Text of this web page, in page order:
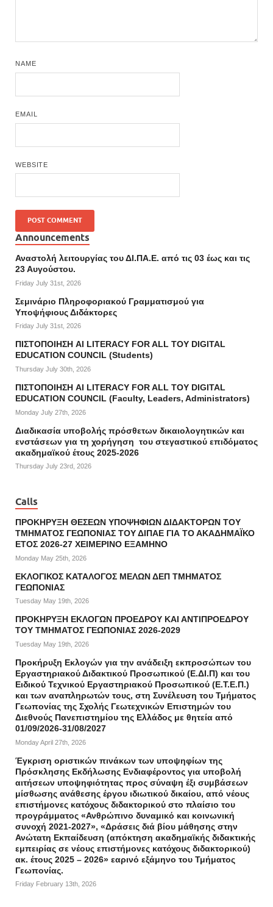
NAME
EMAIL
WEBSITE
Announcements
Αναστολή λειτουργίας του ΔΙ.ΠΑ.Ε. από τις 03 έως και τις
23 Αυγούστου.
Friday July 31st, 2026
Σεμινάριο Πληροφοριακού Γραμματισμού για
Υποψήφιους Διδάκτορες
Friday July 31st, 2026
ΠΙΣΤΟΠΟΙΗΣΗ AI LITERACY FOR ALL ΤΟΥ DIGITAL
EDUCATION COUNCIL (Students)
Thursday July 30th, 2026
ΠΙΣΤΟΠΟΙΗΣΗ AI LITERACY FOR ALL ΤΟΥ DIGITAL
EDUCATION COUNCIL (Faculty, Leaders, Administrators)
Monday July 27th, 2026
Διαδικασία υποβολής πρόσθετων δικαιολογητικών και
ενστάσεων για τη χορήγηση του στεγαστικού επιδόματος
ακαδημαϊκού έτους 2025-2026
Thursday July 23rd, 2026
Calls
ΠΡΟΚΗΡΥΞΗ ΘΕΣΕΩΝ ΥΠΟΨΗΦΙΩΝ ΔΙΔΑΚΤΟΡΩΝ ΤΟΥ
ΤΜΗΜΑΤΟΣ ΓΕΩΠΟΝΙΑΣ ΤΟΥ ΔΙΠΑΕ ΓΙΑ ΤΟ ΑΚΑΔΗΜΑΪΚΟ
ΕΤΟΣ 2026-27 ΧΕΙΜΕΡΙΝΟ ΕΞΑΜΗΝΟ
Monday May 25th, 2026
ΕΚΛΟΓΙΚΟΣ ΚΑΤΑΛΟΓΟΣ ΜΕΛΩΝ ΔΕΠ ΤΜΗΜΑΤΟΣ
ΓΕΩΠΟΝΙΑΣ
Tuesday May 19th, 2026
ΠΡΟΚΗΡΥΞΗ ΕΚΛΟΓΩΝ ΠΡΟΕΔΡΟΥ ΚΑΙ ΑΝΤΙΠΡΟΕΔΡΟΥ
ΤΟΥ ΤΜΗΜΑΤΟΣ ΓΕΩΠΟΝΙΑΣ 2026-2029
Tuesday May 19th, 2026
Προκήρυξη Εκλογών για την ανάδειξη εκπροσώπων του
Εργαστηριακού Διδακτικού Προσωπικού (Ε.ΔΙ.Π) και του
Ειδικού Τεχνικού Εργαστηριακού Προσωπικού (Ε.Τ.Ε.Π.)
και των αναπληρωτών τους, στη Συνέλευση του Τμήματος
Γεωπονίας της Σχολής Γεωτεχνικών Επιστημών του
Διεθνούς Πανεπιστημίου της Ελλάδος με θητεία από
01/09/2026-31/08/2027
Monday April 27th, 2026
Έγκριση οριστικών πινάκων των υποψηφίων της
Πρόσκλησης Εκδήλωσης Ενδιαφέροντος για υποβολή
αιτήσεων υποψηφιότητας προς σύναψη έξι συμβάσεων
μίσθωσης ανάθεσης έργου ιδιωτικού δικαίου, από νέους
επιστήμονες κατόχους διδακτορικού στο πλαίσιο του
προγράμματος «Ανθρώπινο δυναμικό και κοινωνική
συνοχή 2021-2027», «Δράσεις διά βίου μάθησης στην
Ανώτατη Εκπαίδευση (απόκτηση ακαδημαϊκής διδακτικής
εμπειρίας σε νέους επιστήμονες κατόχους διδακτορικού)
ακ. έτους 2025 – 2026» εαρινό εξάμηνο του Τμήματος
Γεωπονίας.
Friday February 13th, 2026